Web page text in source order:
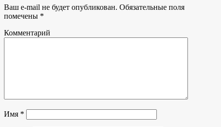
Ваш e-mail не будет опубликован. Обязательные поля
помечены *
Комментарий
Имя *